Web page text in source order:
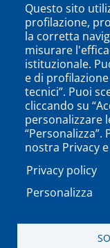
SEGUICI SU
PODCAST
Questo sito
profilazione,
la corretta
misurare
istituzionale.
e di
tecnici”. Puoi
cliccando su
personalizzare
nostra Privacy
Privacy policy
Personalizza